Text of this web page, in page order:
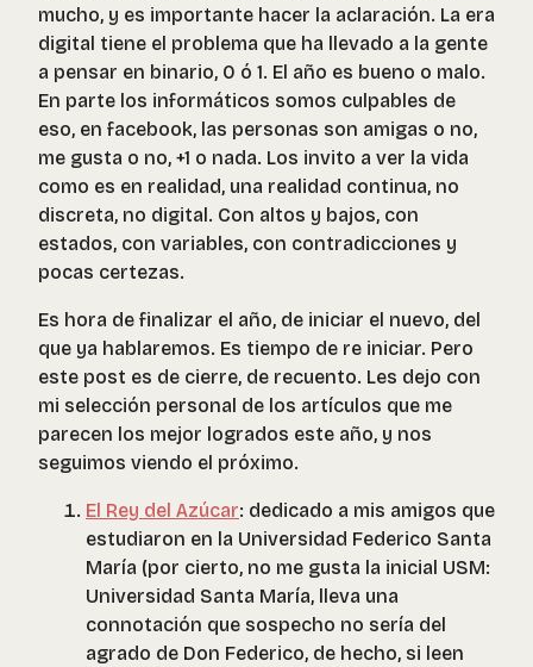
mucho, y es importante hacer la aclaración. La era
digital tiene el problema que ha llevado a la gente
a pensar en binario, 0 ó 1. El año es bueno o malo.
En parte los informáticos somos culpables de
eso, en facebook, las personas son amigas o no,
me gusta o no, +1 o nada. Los invito a ver la vida
como es en realidad, una realidad continua, no
discreta, no digital. Con altos y bajos, con
estados, con variables, con contradicciones y
pocas certezas.
Es hora de finalizar el año, de iniciar el nuevo, del
que ya hablaremos. Es tiempo de re iniciar. Pero
este post es de cierre, de recuento. Les dejo con
mi selección personal de los artículos que me
parecen los mejor logrados este año, y nos
seguimos viendo el próximo.
El Rey del Azúcar: dedicado a mis amigos que
estudiaron en la Universidad Federico Santa
María (por cierto, no me gusta la inicial USM:
Universidad Santa María, lleva una
connotación que sospecho no sería del
agrado de Don Federico, de hecho, si leen